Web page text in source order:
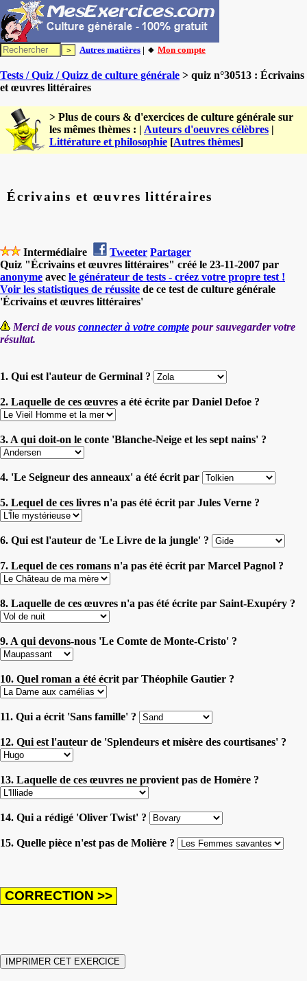
Autres matières | 🔸 Mon compte
Tests / Quiz / Quizz de culture générale > quiz n°30513 : Écrivains
et œuvres littéraires
> Plus de cours & d'exercices de culture générale sur
les mêmes thèmes : | Auteurs d'oeuvres célèbres |
Littérature et philosophie [Autres thèmes]
Écrivains et œuvres littéraires
Intermédiaire Tweeter Partager
Quiz "Écrivains et œuvres littéraires" créé le 23-11-2007 par
anonyme avec le générateur de tests - créez votre propre test !
Voir les statistiques de réussite de ce test de culture générale
'Écrivains et œuvres littéraires'
Merci de vous connecter à votre compte pour sauvegarder votre
résultat.
1. Qui est l'auteur de Germinal ?
2. Laquelle de ces œuvres a été écrite par Daniel Defoe ?
3. A qui doit-on le conte 'Blanche-Neige et les sept nains' ?
4. 'Le Seigneur des anneaux' a été écrit par
5. Lequel de ces livres n'a pas été écrit par Jules Verne ?
6. Qui est l'auteur de 'Le Livre de la jungle' ?
7. Lequel de ces romans n'a pas été écrit par Marcel Pagnol ?
8. Laquelle de ces œuvres n'a pas été écrite par Saint-Exupéry ?
9. A qui devons-nous 'Le Comte de Monte-Cristo' ?
10. Quel roman a été écrit par Théophile Gautier ?
11. Qui a écrit 'Sans famille' ?
12. Qui est l'auteur de 'Splendeurs et misère des courtisanes' ?
13. Laquelle de ces œuvres ne provient pas de Homère ?
14. Qui a rédigé 'Oliver Twist' ?
15. Quelle pièce n'est pas de Molière ?